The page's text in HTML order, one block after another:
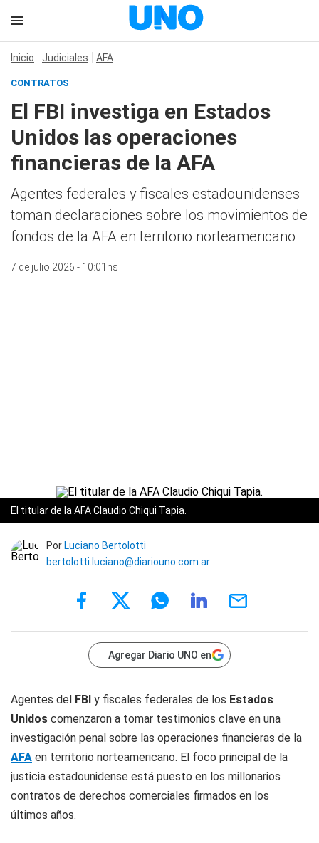
Inicio Judiciales AFA
CONTRATOS
El FBI investiga en Estados
Unidos las operaciones
financieras de la AFA
Agentes federales y fiscales estadounidenses
toman declaraciones sobre los movimientos de
fondos de la AFA en territorio norteamericano
7 de julio 2026 - 10:01hs
El titular de la AFA Claudio Chiqui Tapia.
Por Luciano Bertolotti
bertolotti.luciano@diariouno.com.ar
Agregar Diario UNO en
Agentes del FBI y fiscales federales de los Estados
Unidos comenzaron a tomar testimonios clave en una
investigación penal sobre las operaciones financieras de la
AFA en territorio norteamericano. El foco principal de la
justicia estadounidense está puesto en los millonarios
contratos de derechos comerciales firmados en los
últimos años.